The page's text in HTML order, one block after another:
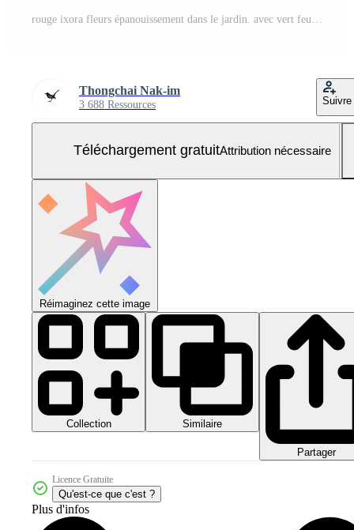
Thongchai Nak-im
3 688 Ressources Suivre
Téléchargement gratuitAttribution nécessaire
Réimaginez cette image
Collection Similaire
Partager
Licence Gratuite
Qu'est-ce que c'est ?
Plus d'infos